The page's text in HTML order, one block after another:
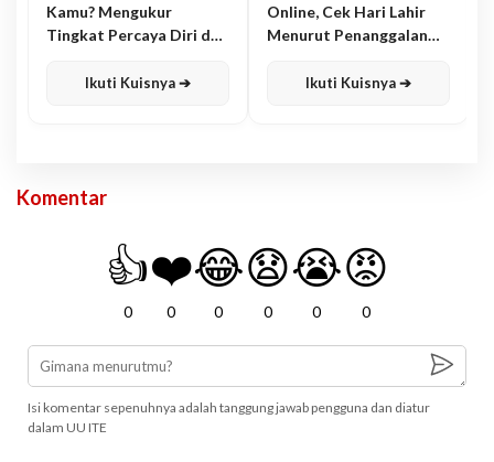
Kamu? Mengukur
Tingkat Percaya Diri dan
Ikuti Kuisnya ➔
Online, Cek Hari Lahir
Menurut Penanggalan
Ikuti Kuisnya ➔
Komentar
👍
0
❤️
0
😂
0
😧
0
😭
0
😡
0
Isi komentar sepenuhnya adalah tanggung jawab pengguna dan diatur
dalam UU ITE